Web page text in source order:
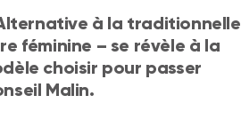
à la traditionnelle
féminine – se révèle à la
choisir pour passer
Malin.